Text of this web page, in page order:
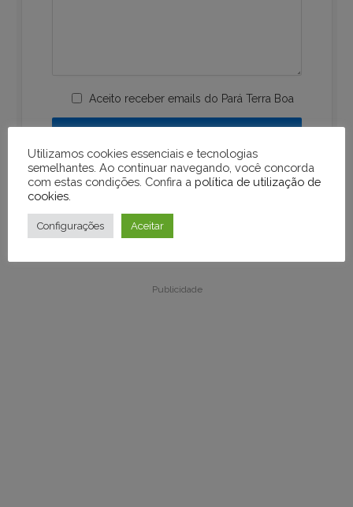
Aceito receber emails do Pará Terra Boa
Publicidade
Publicidade
Utilizamos cookies essenciais e tecnologias
semelhantes. Ao continuar navegando, você concorda
com estas condições. Confira a política de utilização de
cookies
Configurações Aceitar